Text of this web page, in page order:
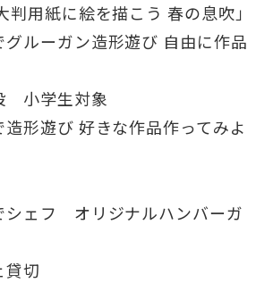
用紙に絵を描こう 春の息吹」
ルーガン造形遊び 自由に作品
小学生対象
形遊び 好きな作品作ってみよ
ェフ オリジナルハンバーガ
貸切